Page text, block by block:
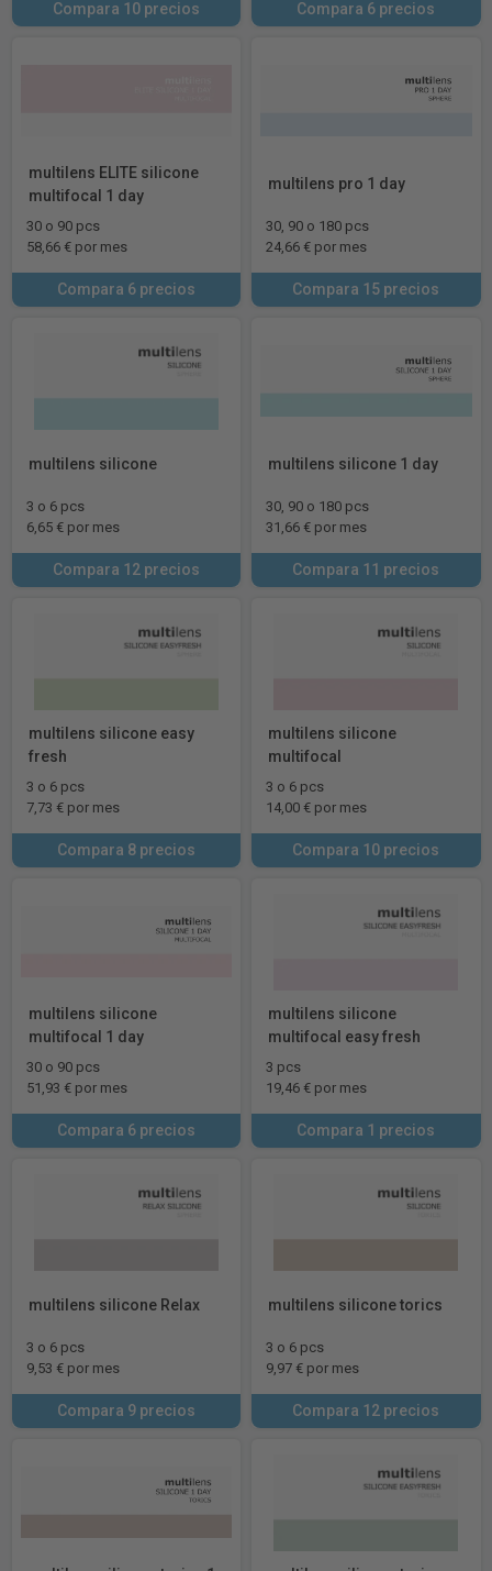
Compara 10 precios Compara 6 precios
multilens ELITE silicone
multifocal 1 day
30 o 90 pcs
58,66 € por mes
Compara 6 precios
multilens pro 1 day
30, 90 o 180 pcs
24,66 € por mes
Compara 15 precios
multilens silicone
3 o 6 pcs
6,65 € por mes
Compara 12 precios
multilens silicone 1 day
30, 90 o 180 pcs
31,66 € por mes
Compara 11 precios
multilens silicone easy
fresh
3 o 6 pcs
7,73 € por mes
Compara 8 precios
multilens silicone
multifocal
3 o 6 pcs
14,00 € por mes
Compara 10 precios
multilens silicone
multifocal 1 day
30 o 90 pcs
51,93 € por mes
Compara 6 precios
multilens silicone
multifocal easy fresh
3 pcs
19,46 € por mes
Compara 1 precios
multilens silicone Relax
3 o 6 pcs
9,53 € por mes
Compara 9 precios
multilens silicone torics
3 o 6 pcs
9,97 € por mes
Compara 12 precios